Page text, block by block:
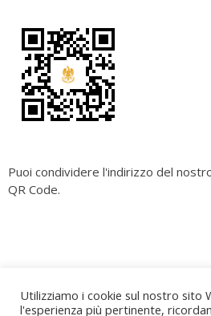
Puoi condividere l'indirizzo del
QR Code.
Writers Blogily
Utilizziamo i cookie sul nostro sito
l'esperienza più pertinente,